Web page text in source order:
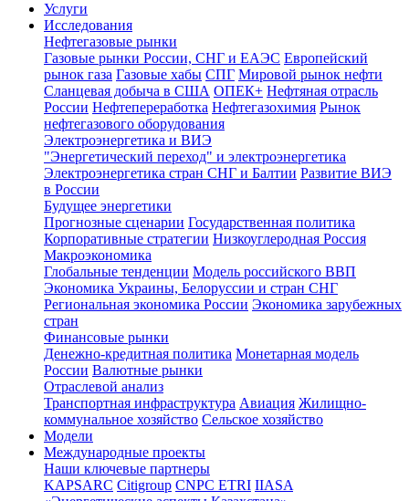
Услуги
Исследования
Нефтегазовые рынки
Газовые рынки России, СНГ и ЕАЭС Европейский
рынок газа Газовые хабы СПГ Мировой рынок нефти
Сланцевая добыча в США ОПЕК+ Нефтяная отрасль
России Нефтепереработка Нефтегазохимия Рынок
нефтегазового оборудования
Электроэнергетика и ВИЭ
"Энергетический переход" и электроэнергетика
Электроэнергетика стран СНГ и Балтии Развитие ВИЭ
в России
Будущее энергетики
Прогнозные сценарии Государственная политика
Корпоративные стратегии Низкоуглеродная Россия
Макроэкономика
Глобальные тенденции Модель российского ВВП
Экономика Украины, Белоруссии и стран СНГ
Региональная экономика России Экономика зарубежных
стран
Финансовые рынки
Денежно-кредитная политика Монетарная модель
России Валютные рынки
Отраслевой анализ
Транспортная инфраструктура Авиация Жилищно-
коммунальное хозяйство Сельское хозяйство
Модели
Международные проекты
Наши ключевые партнеры
KAPSARC Citigroup CNPC ETRI IIASA